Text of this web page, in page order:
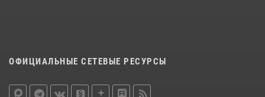
ОФИЦИАЛЬНЫЕ СЕТЕВЫЕ РЕСУРСЫ